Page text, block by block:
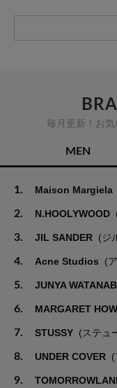
毎月更新！お
MEN
1. Maison Margiela
2. N.HOOLYWOOD
3. JIL SANDER (ジ
4. Acne Studios (
5. JUNYA
6. MARGARET
7. STUSSY (ステュ
8. UNDER COVER (
9.